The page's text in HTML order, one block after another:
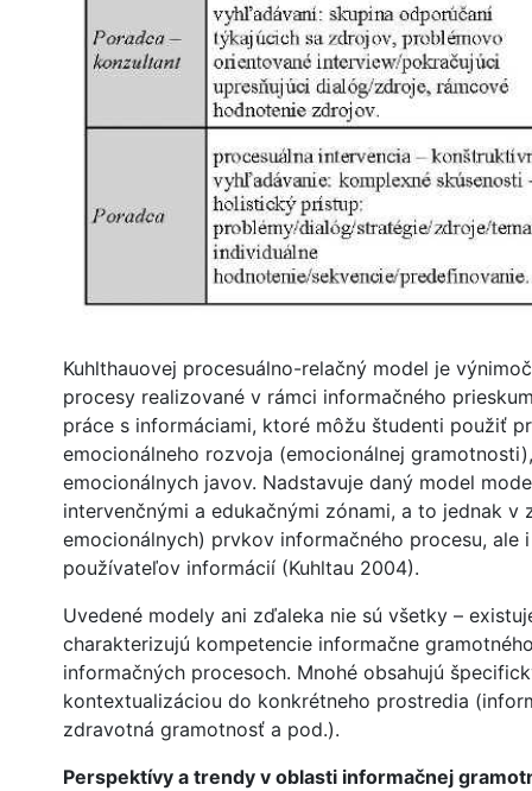
Kuhlthauovej procesuálno-relačný model je
procesy realizované v rámci informačného
práce s informáciami, ktoré môžu študenti použiť
emocionálneho rozvoja (emocionálnej
emocionálnych javov. Nadstavuje daný model
intervenčnými a edukačnými zónami, a to jednak
emocionálnych) prvkov informačného procesu,
používateľov informácií (Kuhltau 2004).
Uvedené modely ani zďaleka nie sú všetky –
charakterizujú kompetencie informačne
informačných procesoch. Mnohé obsahujú
kontextualizáciou do konkrétneho prostredia
zdravotná gramotnosť a pod.).
Perspektívy a trendy v oblasti informačnej